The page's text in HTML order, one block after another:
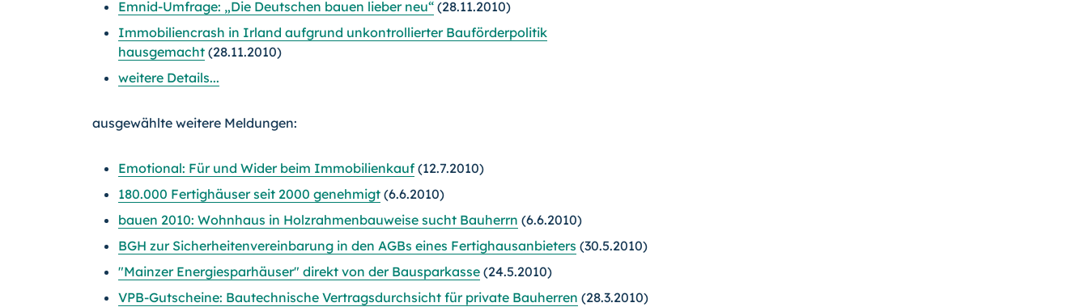
Emnid-Umfrage: „Die Deutschen bauen lieber neu“ (28.11.2010)
Immobiliencrash in Irland aufgrund unkontrollierter Bauförderpolitik
hausgemacht (28.11.2010)
weitere Details...
ausgewählte weitere Meldungen:
Emotional: Für und Wider beim Immobilienkauf (12.7.2010)
180.000 Fertighäuser seit 2000 genehmigt (6.6.2010)
bauen 2010: Wohnhaus in Holzrahmenbauweise sucht Bauherrn (6.6.2010)
BGH zur Sicherheitenvereinbarung in den AGBs eines Fertighausanbieters (30.5.2010)
"Mainzer Energiesparhäuser" direkt von der Bausparkasse (24.5.2010)
VPB-Gutscheine: Bautechnische Vertragsdurchsicht für private Bauherren (28.3.2010)